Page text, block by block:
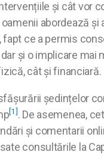
și cât vor
abordează și
fapt ce a permis
și o implicare mai
cât și financiară.
ședințelor
[1]. De asemenea,
și comentarii
consultările la